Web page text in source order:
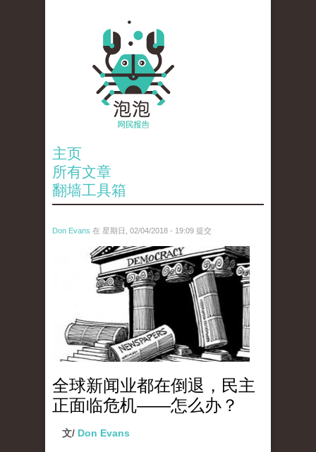
主页
所有文章
翻墙工具箱
Don Evans 在 星期日, 02/04/2018 - 19:09 提交
wechatimg1287.jpeg
全球新闻业都在倒退，民主
正面临危机——怎么办？
文/ Don Evans